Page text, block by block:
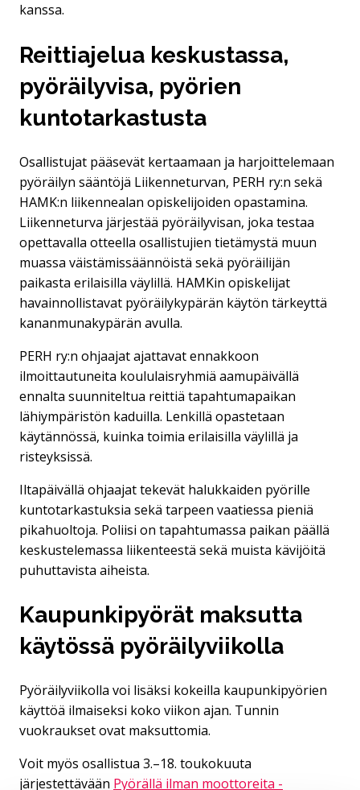
kanssa.​
Reittiajelua keskustassa,
pyöräilyvisa, pyörien
kuntotarkastusta
Osallistujat pääsevät kertaamaan ja harjoittelemaan
pyöräilyn sääntöjä Liikenneturvan, PERH ry:n sekä
HAMK:n liikennealan opiskelijoiden opastamina.
Liikenneturva järjestää pyöräilyvisan, joka testaa
opettavalla otteella osallistujien tietämystä muun
muassa väistämissäännöistä sekä pyöräilijän
paikasta erilaisilla väylillä. HAMKin opiskelijat
havainnollistavat pyöräilykypärän käytön tärkeyttä
kananmunakypärän avulla.
PERH ry:n ohjaajat ajattavat ennakkoon
ilmoittautuneita koululaisryhmiä aamupäivällä
ennalta suunniteltua reittiä tapahtumapaikan
lähiympäristön kaduilla. Lenkillä opastetaan
käytännössä, kuinka toimia erilaisilla väylillä ja
risteyksissä.
Iltapäivällä ohjaajat tekevät halukkaiden pyörille
kuntotarkastuksia sekä tarpeen vaatiessa pieniä
pikahuoltoja. Poliisi on tapahtumassa paikan päällä
keskustelemassa liikenteestä sekä muista kävijöitä
puhuttavista aiheista.​
Kaupunkipyörät maksutta
käytössä pyöräilyviikolla
Pyöräilyviikolla voi lisäksi kokeilla kaupunkipyörien
käyttöä ilmaiseksi koko viikon ajan. Tunnin
vuokraukset ovat maksuttomia.
Voit myös osallistua 3.–18. toukokuuta
järjestettävään Pyörällä ilman moottoreita -